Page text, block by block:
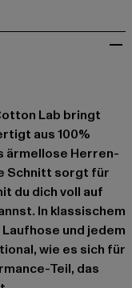
Lab bringt
aus 100%
ärmellose Herren-
Schnitt sorgt für
du dich voll auf
In klassischem
und jedem
wie es sich für
Teil, das